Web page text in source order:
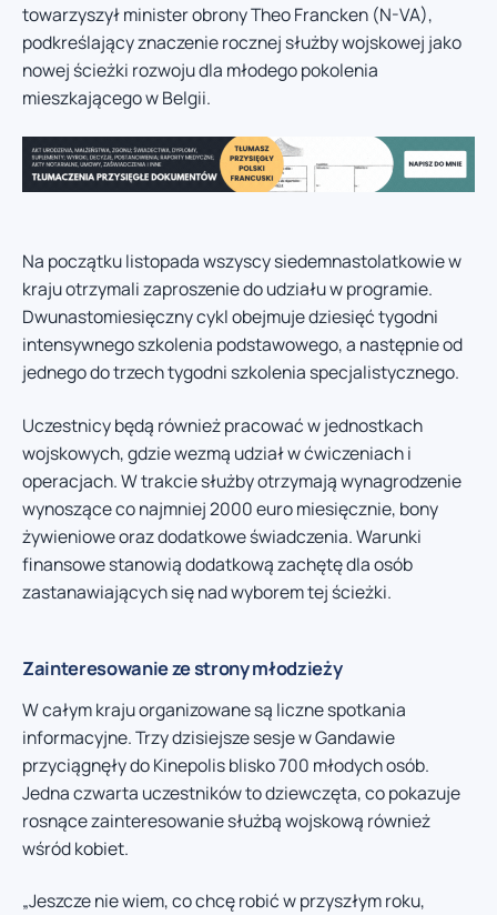
towarzyszył minister obrony Theo Francken (N-VA),
podkreślający znaczenie rocznej służby wojskowej jako
nowej ścieżki rozwoju dla młodego pokolenia
mieszkającego w Belgii.
Na początku listopada wszyscy siedemnastolatkowie w
kraju otrzymali zaproszenie do udziału w programie.
Dwunastomiesięczny cykl obejmuje dziesięć tygodni
intensywnego szkolenia podstawowego, a następnie od
jednego do trzech tygodni szkolenia specjalistycznego.
Uczestnicy będą również pracować w jednostkach
wojskowych, gdzie wezmą udział w ćwiczeniach i
operacjach. W trakcie służby otrzymają wynagrodzenie
wynoszące co najmniej 2000 euro miesięcznie, bony
żywieniowe oraz dodatkowe świadczenia. Warunki
finansowe stanowią dodatkową zachętę dla osób
zastanawiających się nad wyborem tej ścieżki.
Zainteresowanie ze strony młodzieży
W całym kraju organizowane są liczne spotkania
informacyjne. Trzy dzisiejsze sesje w Gandawie
przyciągnęły do Kinepolis blisko 700 młodych osób.
Jedna czwarta uczestników to dziewczęta, co pokazuje
rosnące zainteresowanie służbą wojskową również
wśród kobiet.
„Jeszcze nie wiem, co chcę robić w przyszłym roku,